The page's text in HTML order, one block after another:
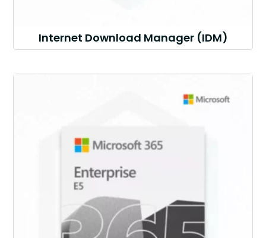
Internet Download Manager (IDM)